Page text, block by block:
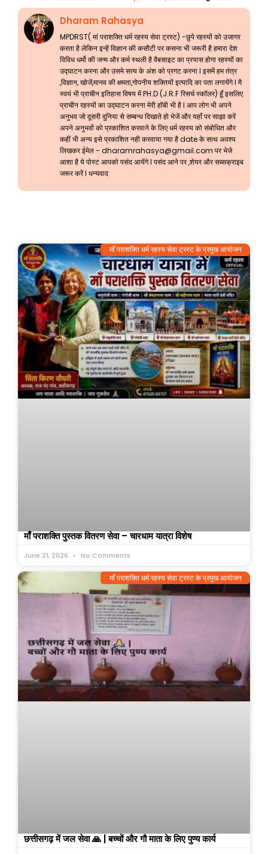
Dharam Rahasya
MPDRST( मां पराशक्ति धर्म रहस्य सेवा ट्रस्ट) -छुपे रहस्यों को उजागर
करता है लेकिन इन्हें विज्ञान की कसौटी पर कसना भी जरूरी है हमारा देश
विविध धर्मो की जन्म और कर्म स्थली है वैबसाइट का प्रयास होगा रहस्यों का
उद्घाटन करना और उसमे सत्य के अंश को प्रगट करना l इसमें हम तंत्र
,विज्ञान, खोजें,मानव की क्षमता,गोपनीय शक्तियों इत्यादि का पता लगायेंगे l मै
स्वयं भी प्राचीन इतिहास विषय में PH.D (J.R.F रिसर्च स्कॉलर) हूँ इसलिए
प्राचीन रहस्यों का उद्घाटन करना मेरी हॉबी भी है l आप लोग भी अपने
अनुभव जो दूसरी दुनिया से सम्बन्ध दिखाते हो भेजें और यहाँ पर साझा करें
अपने अनुभवों को प्रकाशित करवाने के लिए धर्म रहस्य को संबोधित और
कहीं भी अन्य इसे प्रकाशित नही करवाया गया है date के साथ अवश्य
लिखकर ईमेल - dharamrahasya@gmail.com पर भेजे
आशा है ये पोस्ट आपको पसंद आयेंगे l पसंद आने पर ,शेयर और सब्सक्राइब
जरूर करें l धन्यवाद
माँ पराशक्ति धर्म रहस्य सेवा ट्रस्ट के प्रमुख आयोजन
माँ पराशक्ति पुस्तक वितरण सेवा – चारधाम यात्रा विशेष
June 21, 2026 No Comments
माँ पराशक्ति धर्म रहस्य सेवा ट्रस्ट के प्रमुख आयोजन
छत्तीसगढ़ में जल सेवा 🙏 | बच्चों और गौ माता के लिए पुण्य कार्य